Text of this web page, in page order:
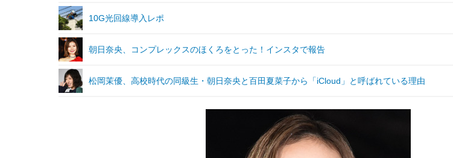
10G光回線導入レポ
朝日奈央、コンプレックスのほくろをとった！インスタで報告
松岡茉優、高校時代の同級生・朝日奈央と百田夏菜子から「iCloud」と呼ばれている理由